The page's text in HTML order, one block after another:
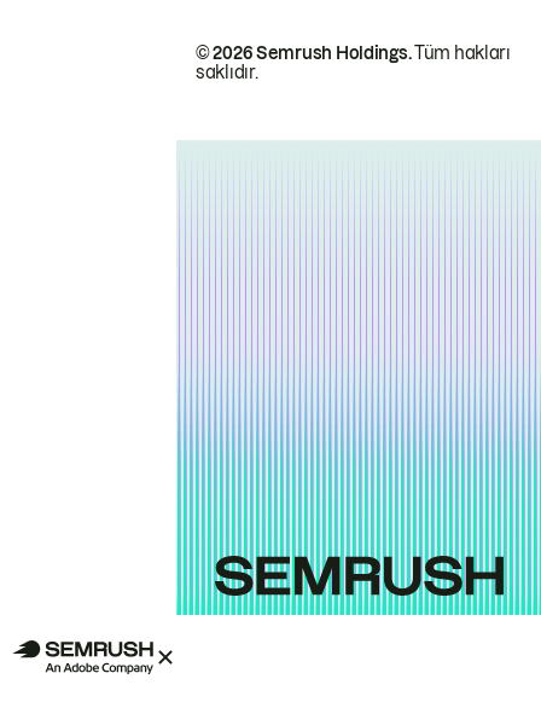
© 2026 Semrush Holdings.Tüm hakları
saklıdır.